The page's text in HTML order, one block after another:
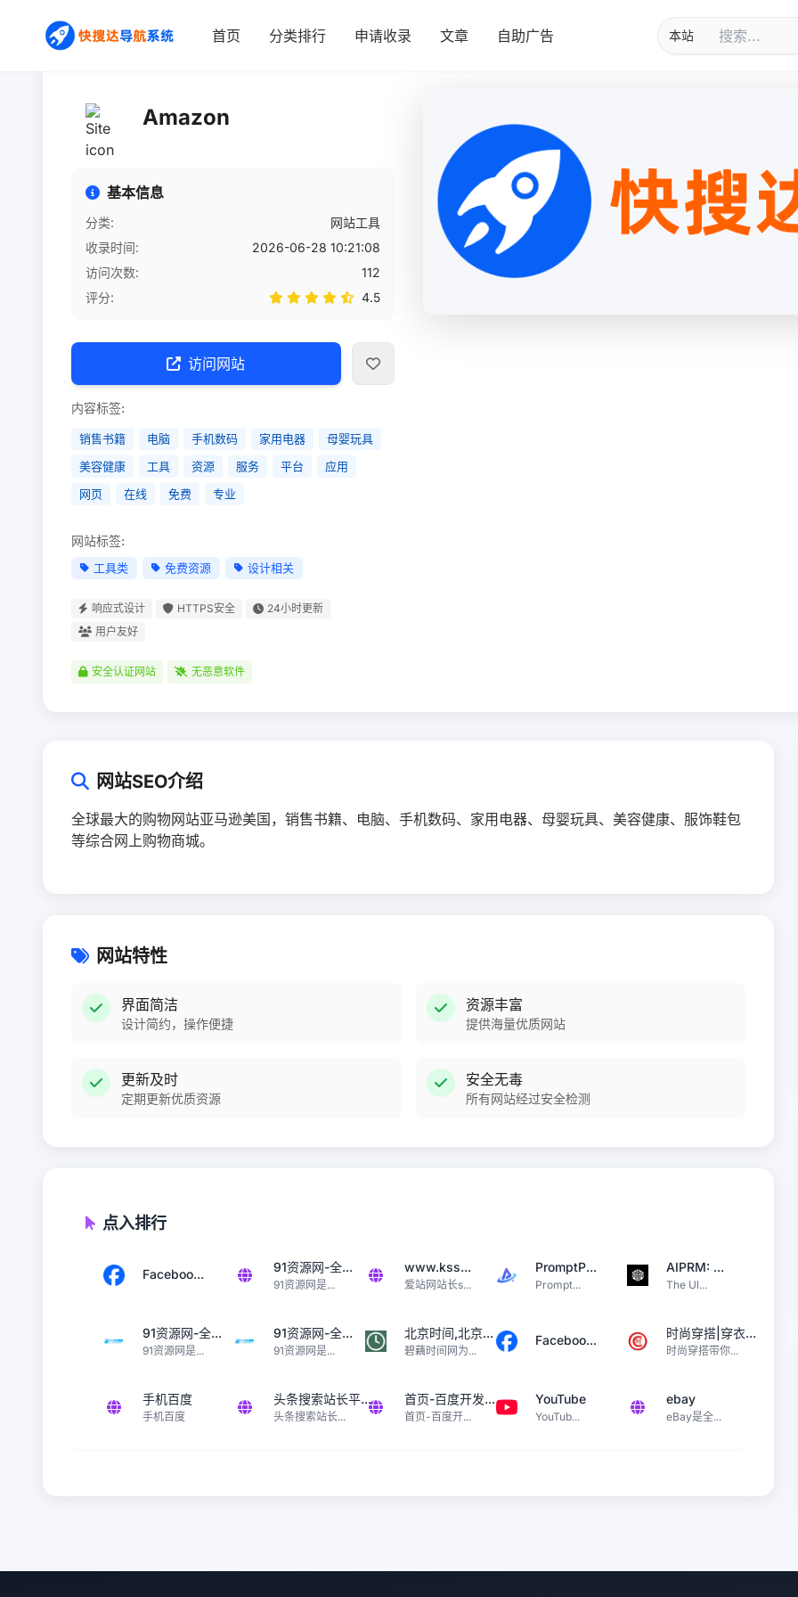
首页 分类排行 申请收录 文章 自助广告
首页 / 网站详情
Amazon
基本信息
分类:
网站工具
收录时间:
2026-06-28 10:21:08
访问次数:
112
评分:
4.5
访问网站
内容标签:
销售书籍 电脑 手机数码 家用电器
母婴玩具
美容健康
工具 资源 服务 平台
应用
网页
在线 免费 专业
网站标签:
工具类 免费资源 设计相关
响应式设计 HTTPS安全
24小时更新
用户友好
安全认证网站 无恶意软件
网站SEO介绍
全球最大的购物网站亚马逊美国，销售书籍、电脑、手机数码、家用电器、母婴玩具、美容健康、服饰鞋包
等综合网上购物商城。
网站特性
界面简洁
设计简约，操作便捷
资源丰富
提供海量优质网站
更新及时
定期更新优质资源
安全无毒
所有网站经过安全检测
点入排行
Faceboo... 91资源网-全...
91资源网是...
www.kss...
爱站网站长s...
PromptP...
Prompt...
AIPRM: ...
The Ul...
91资源网-全...
91资源网是...
91资源网-全...
91资源网是...
北京时间,北京...
碧藕时间网为...
Faceboo... 时尚穿搭|穿衣...
时尚穿搭带你...
手机百度
手机百度
头条搜索站长平...
头条搜索站长...
首页-百度开发...
首页-百度开...
YouTube
YouTub...
ebay
eBay是全...